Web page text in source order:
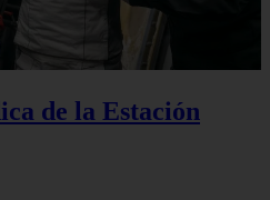
de la Estación